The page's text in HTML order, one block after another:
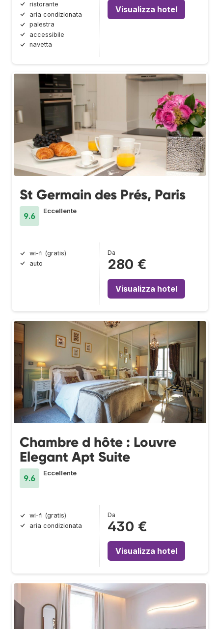
ristorante
aria condizionata
palestra
accessibile
navetta
Visualizza hotel
St Germain des Prés, Paris
9.6
Eccellente
wi-fi (gratis)
auto
Da
280 €
Visualizza hotel
Chambre d hôte : Louvre
Elegant Apt Suite
9.6
Eccellente
wi-fi (gratis)
aria condizionata
Da
430 €
Visualizza hotel